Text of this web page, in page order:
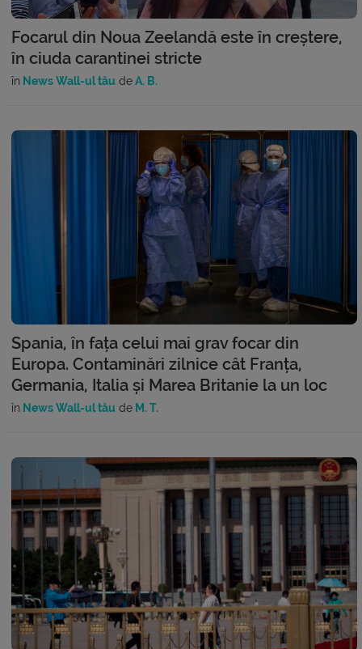
Focarul din Noua Zeelandă este în creștere,
în ciuda carantinei stricte
în News Wall-ul tău deA. B.
Spania, în fața celui mai grav focar din
Europa. Contaminări zilnice cât Franța,
Germania, Italia și Marea Britanie la un loc
în News Wall-ul tău de M. T.